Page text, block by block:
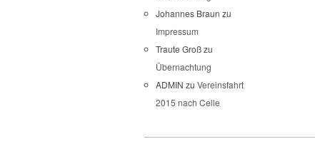
Johannes Braun zu
Impressum
Traute Großzu
Übernachtung
ADMIN zu Vereinsfahrt
2015 nach Celle